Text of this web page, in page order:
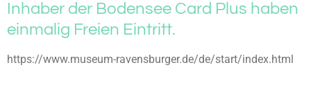
Inhaber der Bodensee Card Plus haben
einmalig Freien Eintritt.
https://www.museum-ravensburger.de/de/start/index.html